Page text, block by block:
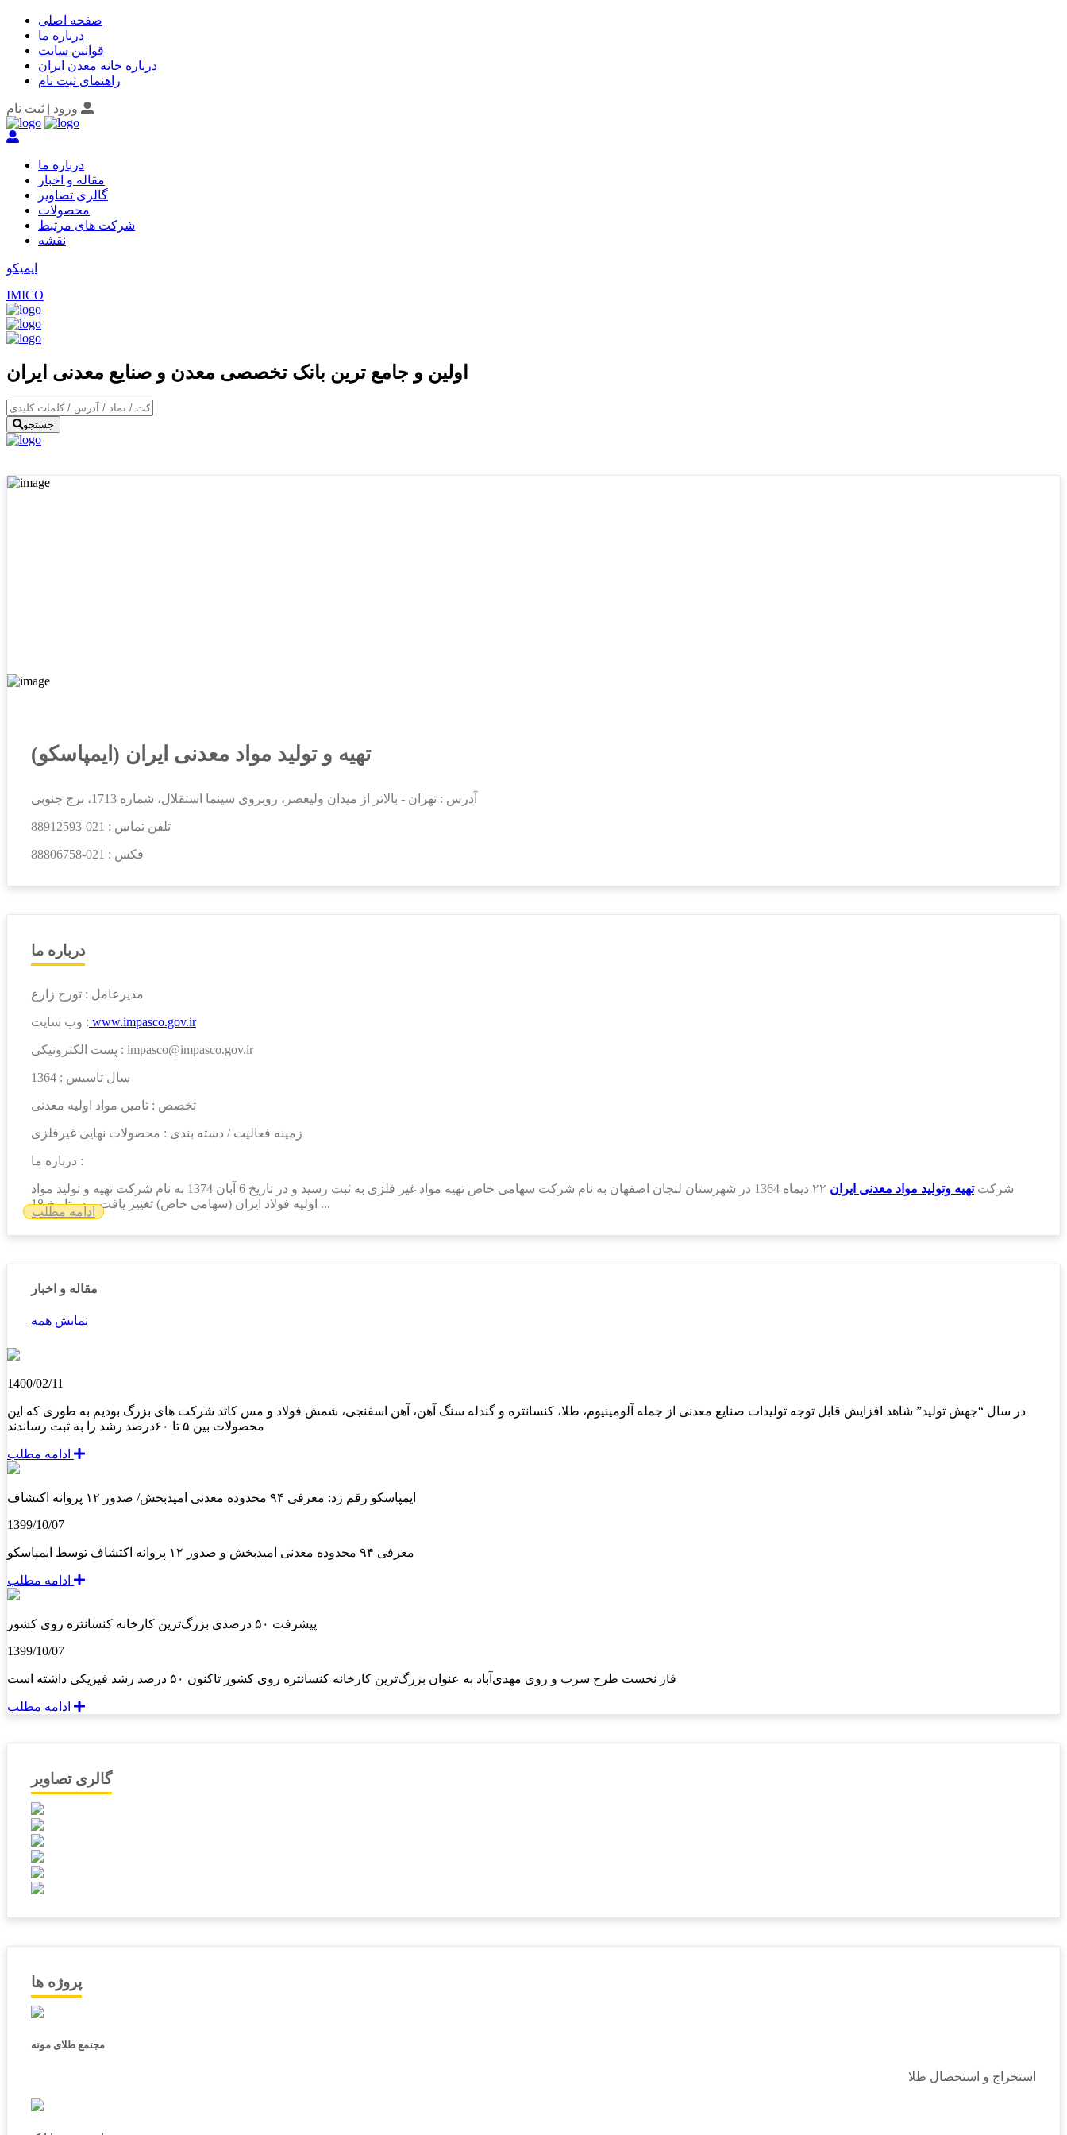
صفحه اصلی
درباره ما
قوانین سایت
درباره خانه معدن ایران
راهنمای ثبت نام
ورود | ثبت نام
درباره ما
مقاله و اخبار
گالری تصاویر
محصولات
شرکت های مرتبط
نقشه
ایمیکو
IMICO
اولین و جامع ترین بانک تخصصی معدن و صنایع معدنی ایران
جستجو
تهیه و تولید مواد معدنی ایران (ایمپاسکو)
آدرس : تهران - بالاتر از میدان ولیعصر، روبروی سینما استقلال، شماره 1713، برج جنوبی
تلفن تماس : 021-88912593
فکس : 021-88806758
درباره ما
مدیرعامل : تورج زارع
وب سایت : www.impasco.gov.ir
پست الکترونیکی : impasco@impasco.gov.ir
سال تاسیس : 1364
تخصص : تامین مواد اولیه معدنی
زمینه فعالیت / دسته بندی : محصولات نهایی غیرفلزی
درباره ما :
شرکتتهیه وتولید مواد معدنی ایران
۲۲ ديماه 1364 در شهرستان لنجان اصفهان به نام شرکت سهامی خاص تهيه مواد غير فلزی به ثبت رسید و در تاریخ 6 آبان 1374 به نام شرکت تهيه و توليد مواد
اوليه فولاد ايران (سهامی خاص) تغییر یافت و در تاریخ 18 ...
ادامه مطلب
مقاله و اخبار
نمایش همه
1400/02/11
در سال “جهش تولید” شاهد افزایش قابل توجه تولیدات صنایع معدنی از جمله آلومینیوم، طلا، کنسانتره و گندله سنگ آهن، آهن اسفنجی، شمش فولاد و مس کاتد شرکت های بزرگ بودیم به طوری که این
محصولات بین ۵ تا ۶۰درصد رشد را به ثبت رساندند
ایمپاسکو رقم زد: معرفی ۹۴ محدوده معدنی امیدبخش/ صدور ۱۲ پروانه اکتشاف
1399/10/07
معرفی ۹۴ محدوده معدنی امیدبخش و صدور ۱۲ پروانه اکتشاف توسط ایمپاسکو
پیشرفت ۵۰ درصدی بزرگ‌ترین کارخانه کنسانتره‌ روی کشور
1399/10/07
فاز نخست طرح سرب و روی مهدی‌آباد به عنوان بزرگ‌ترین کارخانه کنسانتره روی کشور تاکنون ۵۰ درصد رشد فیزیکی داشته است
گالری تصاویر
پروژه ها
مجتمع طلای موته
استخراج و استحصال طلا